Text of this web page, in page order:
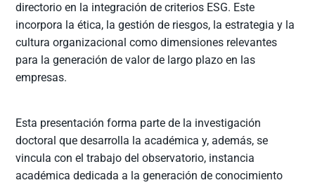
directorio en la integración de criterios ESG. Este
incorpora la ética, la gestión de riesgos, la estrategia y la
cultura organizacional como dimensiones relevantes
para la generación de valor de largo plazo en las
empresas.
Esta presentación forma parte de la investigación
doctoral que desarrolla la académica y, además, se
vincula con el trabajo del observatorio, instancia
académica dedicada a la generación de conocimiento